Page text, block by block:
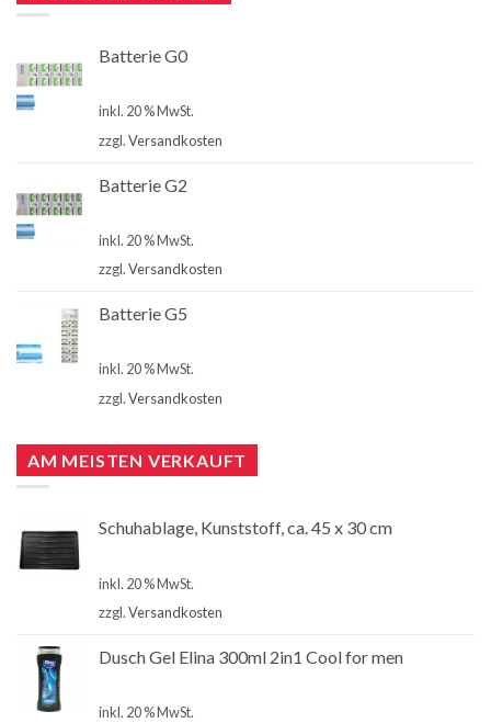
Batterie G0
inkl. 20 % MwSt.
zzgl.Versandkosten
Batterie G2
inkl. 20 % MwSt.
zzgl.Versandkosten
Batterie G5
inkl. 20 % MwSt.
zzgl.Versandkosten
AM MEISTEN VERKAUFT
Schuhablage, Kunststoff, ca. 45 x 30 cm
inkl. 20 % MwSt.
zzgl.Versandkosten
Dusch Gel Elina 300ml 2in1 Cool for men
inkl. 20 % MwSt.